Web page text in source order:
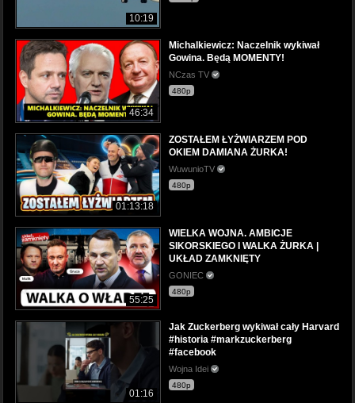
10:19
46:34
Michalkiewicz: Naczelnik wykiwał
Gowina. Będą MOMENTY!
NCzas TV
480p
01:13:18
ZOSTAŁEM ŁYŻWIARZEM POD
OKIEM DAMIANA ŻURKA!
WuwunioTV
480p
55:25
WIELKA WOJNA. AMBICJE
SIKORSKIEGO I WALKA ŻURKA |
UKŁAD ZAMKNIĘTY
GONIEC
480p
01:16
Jak Zuckerberg wykiwał cały Harvard
#historia #markzuckerberg
#facebook
Wojna Idei
480p